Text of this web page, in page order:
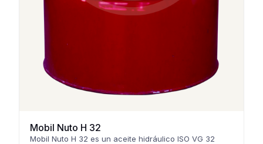
Mobil Nuto H 32
Mobil Nuto H 32 es un aceite hidráulico ISO VG 32